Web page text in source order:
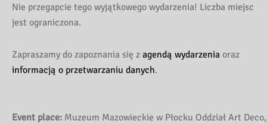
Nie przegapcie tego wyjątkowego wydarzenia! Liczba miejsc
jest ograniczona.
Zapraszamy do zapoznania się z agendą wydarzenia oraz
informacją o przetwarzaniu danych.
Event place: Muzeum Mazowieckie w Płocku Oddział Art Deco,